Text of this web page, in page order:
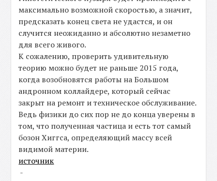
максимально возможной скоростью, а значит,
предсказать конец света не удастся, и он
случится неожиданно и абсолютно незаметно
для всего живого.
К сожалению, проверить удивительную
теорию можно будет не раньше 2015 года,
когда возобновятся работы на Большом
андронном коллайдере, который сейчас
закрыт на ремонт и техническое обслуживание.
Ведь физики до сих пор не до конца уверены в
том, что полученная частица и есть тот самый
бозон Хиггса, определяющий массу всей
видимой материи.
источник
-